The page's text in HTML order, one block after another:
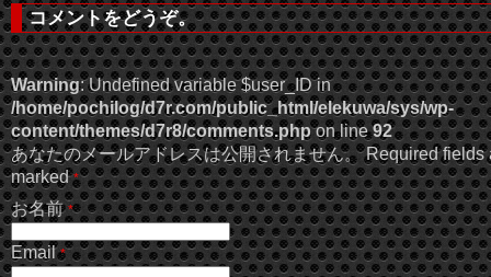
コメントをどうぞ。
Warning: Undefined variable $user_ID in
/home/pochilog/d7r.com/public_html/elekuwa/sys/wp-
content/themes/d7r8/comments.phpon line92
あなたのメールアドレスは公開されません。 Required fields
marked*
お名前 *
Email *